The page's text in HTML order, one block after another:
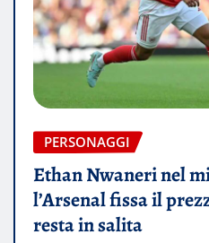
PERSONAGGI
Ethan Nwaneri nel
l’Arsenal fissa il
resta in salita